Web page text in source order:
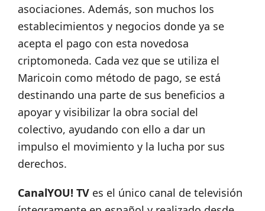
asociaciones. Además, son muchos los
establecimientos y negocios donde ya se
acepta el pago con esta novedosa
criptomoneda. Cada vez que se utiliza el
Maricoin como método de pago, se está
destinando una parte de sus beneficios a
apoyar y visibilizar la obra social del
colectivo, ayudando con ello a dar un
impulso el movimiento y la lucha por sus
derechos.
CanalYOU! TV es el único canal de televisión